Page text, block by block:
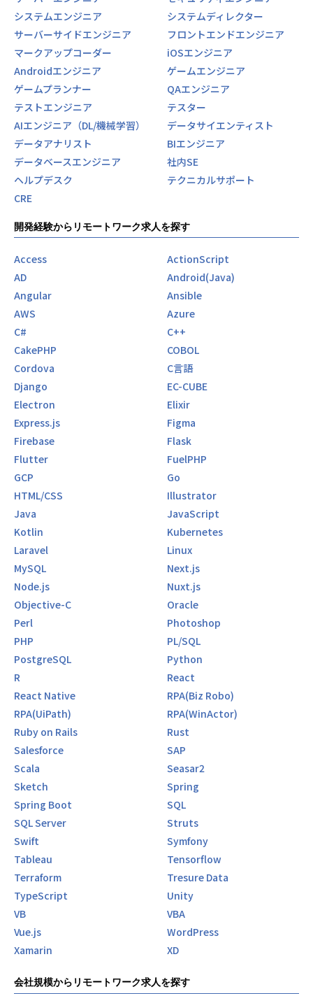
はじめ、
企画から納品まで一気通貫でお引き受けしています。
WEBサイト制作から新規システム開発まで幅広く対応してお
り、
様々な企業のDX支援に携わっています。
SESで経験を積んだエンジニアが、
受託開発へキャリアチェンジすることも可能です。
◎自社プロダクト「YAKUDO」
2021年9月にリリースし、
現在ユーザー数1万人、チーム登録1,600組を突破。
チームの管理、対戦相手の募集、試合の記録など、
競技ごとに設計されたインターフェースで、
誰でも簡単に試合を記録できるのが大きな魅力です。
トを目指し、日々開発を続けています。
将来的にはSESや受託で経験を積んだエンジニアが、この自
社プロダクトの開発に携わるキャリアパスも用意していま
す。
■魅力ポイント
Yakudoが大切にしているのは、「エンジニアが主役」である
こと。
制度も仕組みも、すべてそこから逆算して設計しています。
【案件選択は100%エンジニアの意思】
当社では、月間1万件以上の案件の中から、エンジニア自身
が参画する案件を選びます。
営業が一方的にアサインすることはありません。
「どんな働き方をしたいか」を代表や営業との1on1面談で
共有し、希望に合った案件を複数ご紹介。
その中から最終的に選ぶのは、あなた自身です。
が、Yakudoでは営業と一緒に「日勤・リモート中心」の条件
を詰め、9割テレワークの理想の環境を実現したケースもあ
ります。
【シンプルで透明な給与体系】
案件参画単価に対し、会社の利益は一律10万円。
残りはすべてエンジニアに還元します。
還元率は75%以上、最大93%。
単価も給与も常に公開しているので、「自分がいくら稼いで
いて、会社がいくら取っているか」が一目で分かります。
SES業界ではこの透明性が珍しいと言われることもあります
が、Yakudoではこれが当たり前です。
【プライム案件70%＋高い商流】
業界10年の代表を中心とした豊富な人脈と、ベンチャー企業
イム案件が全体の70%を占めています。
上流工程やモダンな技術環境で経験を積める案件が豊富で、
実際の案件例としては以下のようなものがあります。
・大手ライブ配信サービスの開発（PHP, React.js／30名規模
／エンド直）
・マーケティング支援プラットフォーム開発（Ruby on Rail
s, AWS／エンド直）
・越境ECサービスのAI技術活用（Python／エンド直）
直）
・フロントエンド開発（Vue.js, Nuxt.js, TypeScript／エンド
システムエンジニア
システムディレクター
サーバーサイドエンジニア
フロントエンドエンジニア
マークアップコーダー
iOSエンジニア
Androidエンジニア
ゲームエンジニア
ゲームプランナー
QAエンジニア
テストエンジニア
テスター
AIエンジニア（DL/機械学習）
データサイエンティスト
データアナリスト
BIエンジニア
データベースエンジニア
社内SE
ヘルプデスク
テクニカルサポート
CRE
開発経験からリモートワーク求人を探す
Access
ActionScript
AD
Android(Java)
Angular
Ansible
AWS
Azure
C#
C++
CakePHP
COBOL
Cordova
C言語
Django
EC-CUBE
Electron
Elixir
Express.js
Figma
Firebase
Flask
Flutter
FuelPHP
GCP
Go
HTML/CSS
Illustrator
Java
JavaScript
Kotlin
Kubernetes
Laravel
Linux
MySQL
Next.js
Node.js
Nuxt.js
Objective-C
Oracle
Perl
Photoshop
PHP
PL/SQL
PostgreSQL
Python
R
React
React Native
RPA(Biz Robo)
RPA(UiPath)
RPA(WinActor)
Ruby on Rails
Rust
Salesforce
SAP
Scala
Seasar2
Sketch
Spring
Spring Boot
SQL
SQL Server
Struts
Swift
Symfony
Tableau
Tensorflow
Terraform
Tresure Data
TypeScript
Unity
VB
VBA
Vue.js
WordPress
Xamarin
XD
会社規模からリモートワーク求人を探す